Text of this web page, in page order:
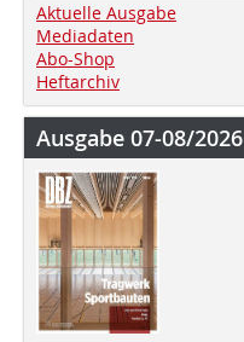
Aktuelle Ausgabe
Mediadaten
Abo-Shop
Heftarchiv
Ausgabe 07-08/2026